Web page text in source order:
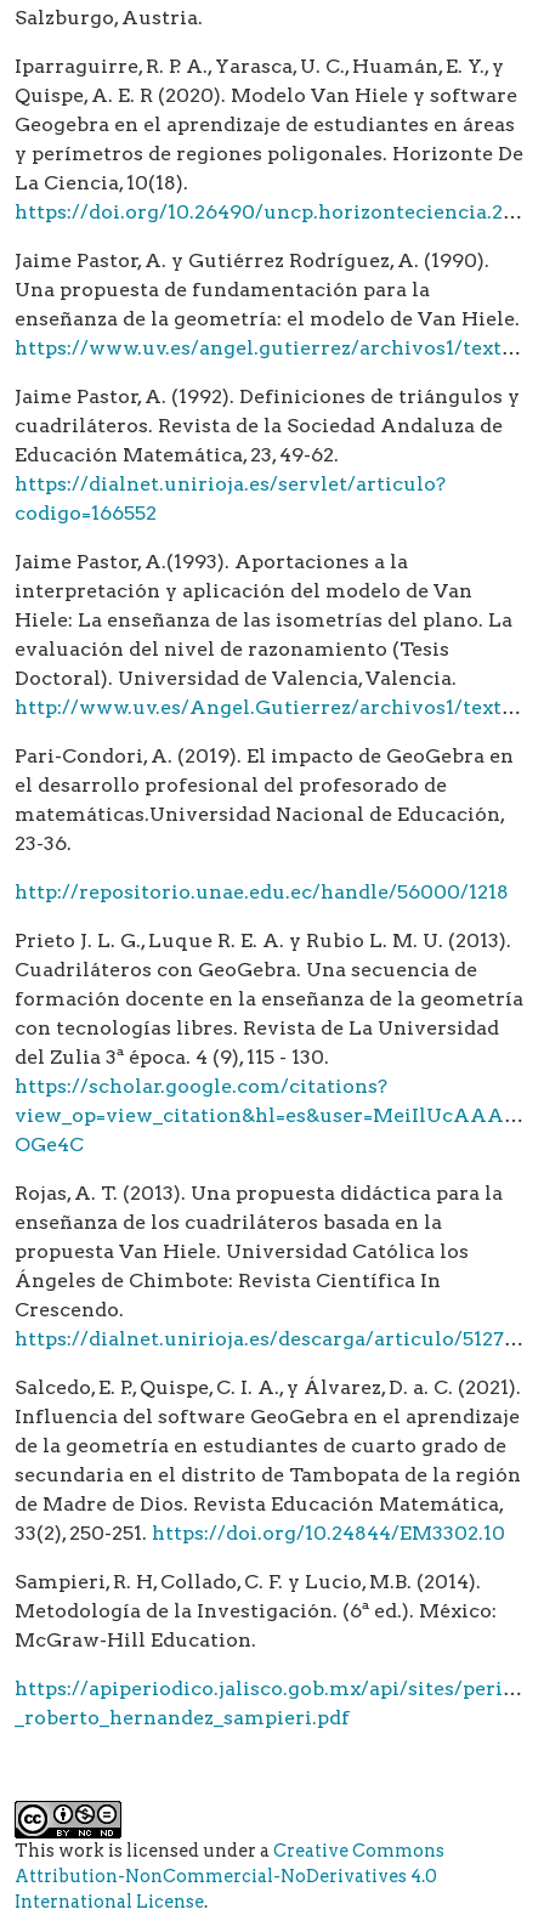
Salzburgo, Austria.
Iparraguirre, R. P. A., Yarasca, U. C., Huamán, E. Y., y
Quispe, A. E. R (2020). Modelo Van Hiele y software
Geogebra en el aprendizaje de estudiantes en áreas
y perímetros de regiones poligonales. Horizonte De
La Ciencia, 10(18).
https://doi.org/10.26490/uncp.horizonteciencia.2020.18.418
Jaime Pastor, A. y Gutiérrez Rodríguez, A. (1990).
Una propuesta de fundamentación para la
enseñanza de la geometría: el modelo de Van Hiele.
https://www.uv.es/angel.gutierrez/archivos1/textospdf/JaiGut90.pdf
Jaime Pastor, A. (1992). Definiciones de triángulos y
cuadriláteros. Revista de la Sociedad Andaluza de
Educación Matemática, 23, 49-62.
https://dialnet.unirioja.es/servlet/articulo?
codigo=166552
Jaime Pastor, A.(1993). Aportaciones a la
interpretación y aplicación del modelo de Van
Hiele: La enseñanza de las isometrías del plano. La
evaluación del nivel de razonamiento (Tesis
Doctoral). Universidad de Valencia, Valencia.
http://www.uv.es/Angel.Gutierrez/archivos1/textospdf/Jai93.pdf
Pari-Condori, A. (2019). El impacto de GeoGebra en
el desarrollo profesional del profesorado de
matemáticas.Universidad Nacional de Educación,
23-36.
http://repositorio.unae.edu.ec/handle/56000/1218
Prieto J. L. G., Luque R. E. A. y Rubio L. M. U. (2013).
Cuadriláteros con GeoGebra. Una secuencia de
formación docente en la enseñanza de la geometría
con tecnologías libres. Revista de La Universidad
del Zulia 3ª época. 4 (9), 115 - 130.
https://scholar.google.com/citations?
OGe4C
Rojas, A. T. (2013). Una propuesta didáctica para la
enseñanza de los cuadriláteros basada en la
propuesta Van Hiele. Universidad Católica los
Ángeles de Chimbote: Revista Científica In
Crescendo.
https://dialnet.unirioja.es/descarga/articulo/5127555.pdf
Salcedo, E. P., Quispe, C. I. A., y Álvarez, D. a. C. (2021).
Influencia del software GeoGebra en el aprendizaje
de la geometría en estudiantes de cuarto grado de
secundaria en el distrito de Tambopata de la región
de Madre de Dios. Revista Educación Matemática,
33(2), 250-251. https://doi.org/10.24844/EM3302.10
Sampieri, R. H, Collado, C. F. y Lucio, M.B. (2014).
Metodología de la Investigación. (6ª ed.). México:
McGraw-Hill Education.
https://apiperiodico.jalisco.gob.mx/api/sites/
_roberto_hernandez_sampieri.pdf
This work is licensed under aCreative Commons
Attribution-NonCommercial-NoDerivatives 4.0
International License.